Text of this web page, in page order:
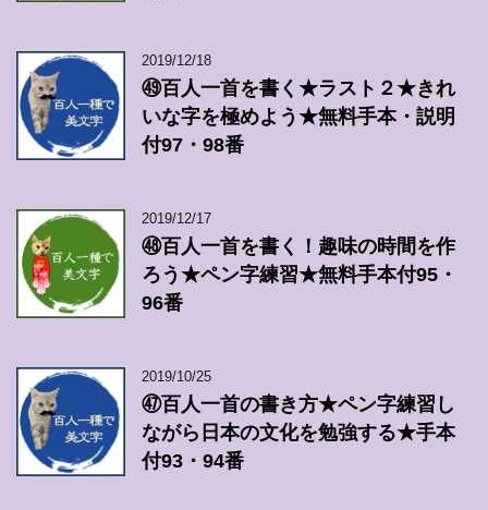
2019/12/18
㊾百人一首を書く★ラスト２★きれ
いな字を極めよう★無料手本・説明
付97・98番
2019/12/17
㊽百人一首を書く！趣味の時間を作
ろう★ペン字練習★無料手本付95・
96番
2019/10/25
㊼百人一首の書き方★ペン字練習し
ながら日本の文化を勉強する★手本
付93・94番